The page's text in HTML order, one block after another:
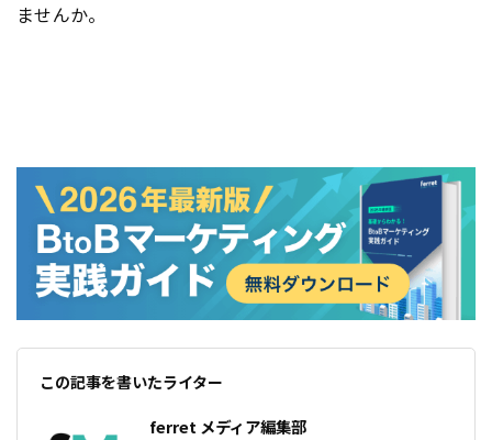
ませんか。
この記事を書いたライター
ferret メディア編集部